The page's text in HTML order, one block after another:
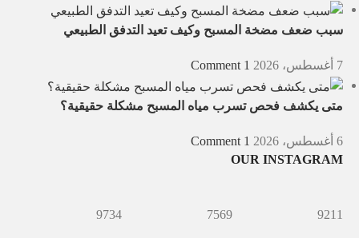
سبب ضعف مضخة المسبح وكيف تعيد التدفق الطبيعي
7 أغسطس، 2026 1 Comment
متى يكشف فحص تسرب مياه المسبح مشكلة حقيقية؟
6 أغسطس، 2026
1 Comment
OUR INSTAGRAM
9211
7569
9734